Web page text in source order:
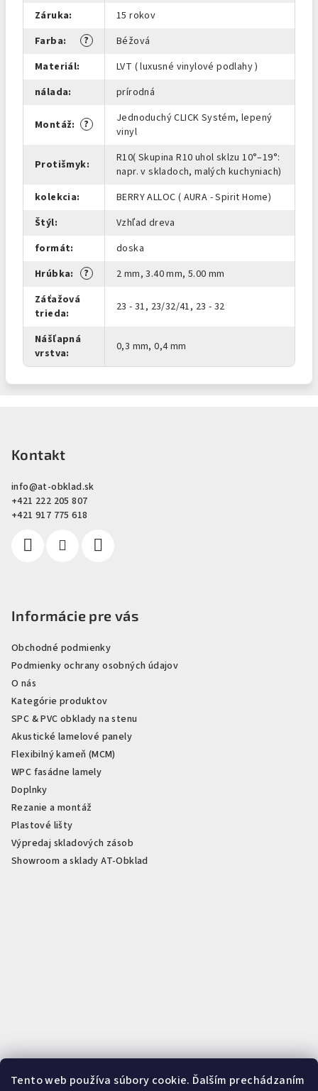
Tento web používa súbory cookie. Ďalším prechádzaním
Záruka:
15 rokov
?
Farba:
Béžová
Materiál:
LVT ( luxusné vinylové podlahy )
nálada: prírodná
?
Montáž:
Jednoduchý CLICK Systém, lepený
vinyl
Protišmyk:
R10( Skupina R10 uhol sklzu 10°–19°:
napr. v skladoch, malých kuchyniach)
kolekcia:
BERRY ALLOC ( AURA - Spirit Home)
Štýl:
Vzhľad dreva
formát:
doska
?
Hrúbka:
2 mm, 3.40 mm, 5.00 mm
Záťažová
trieda: 23 - 31, 23/32/41, 23 - 32
Nášľapná
vrstva: 0,3 mm, 0,4 mm
Kontakt
info@at-obklad.sk
+421 222 205 807
+421 917 775 618
Informácie pre vás
Obchodné podmienky
Podmienky ochrany osobných údajov
O nás
Kategórie produktov
SPC & PVC obklady na stenu
Akustické lamelové panely
Flexibilný kameň (MCM)
WPC fasádne lamely
Doplnky
Rezanie a montáž
Plastové lišty
Výpredaj skladových zásob
Showroom a sklady AT-Obklad